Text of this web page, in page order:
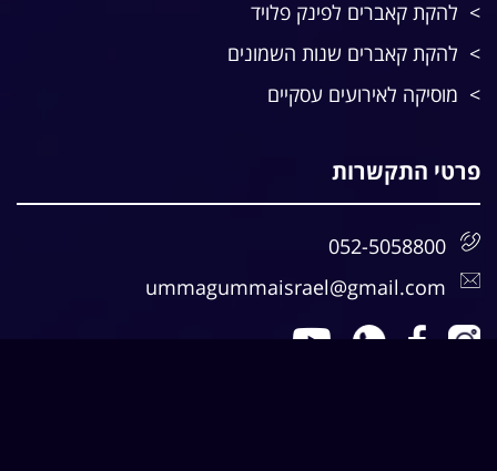
להקת קאברים לפינק פלויד
להקת קאברים שנות השמונים
מוסיקה לאירועים עסקיים
פרטי התקשרות
052-5058800
ummagummaisrael@gmail.com